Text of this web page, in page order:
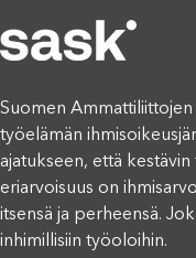
Suomen Ammattiliittojen
työelämän
ajatukseen, että
eriarvoisuus on
itsensä ja perheensä.
inhimillisiin työoloihin.